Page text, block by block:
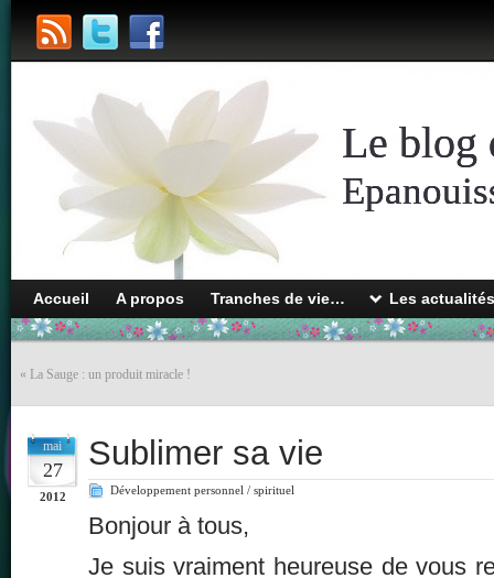
Le blog
Accueil A propos Tranches de vie… Les
« La Sauge : un produit miracle !
mai
27
2012
Sublimer sa vie
Développement personnel / spirituel
Bonjour à tous,
Je suis vraiment heureuse de vous